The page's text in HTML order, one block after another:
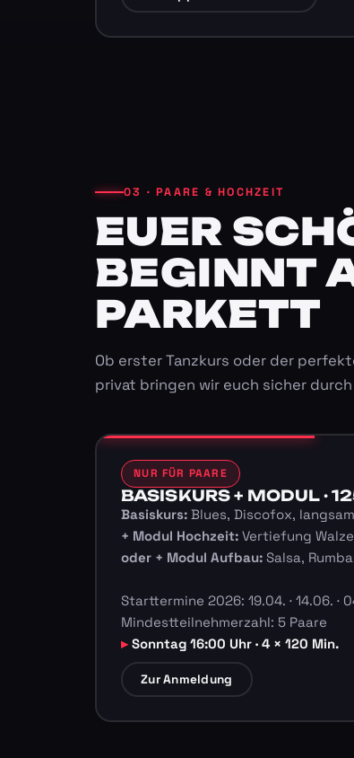
03 · PAARE & HOCHZEIT
EUER
BEGINNT
PARKETT
Ob erster Tanzkurs oder der
privat bringen wir euch sicher
NUR FÜR PAARE
BASISKURS + MODUL ·
Basiskurs:Blues, Discofox,
+ Modul Hochzeit:Vertiefung
oder + Modul Aufbau:Salsa,
Starttermine 2026: 19.04. · 14.06. ·
Mindestteilnehmerzahl: 5 Paare
Sonntag 16:00 Uhr · 4 × 120 Min.
Zur Anmeldung